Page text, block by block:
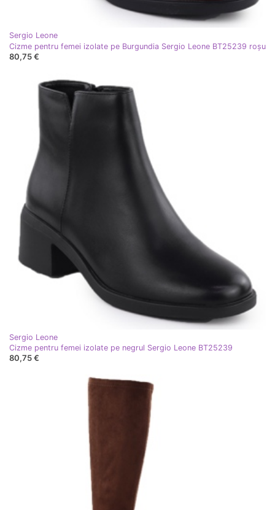
Sergio Leone
Cizme pentru femei izolate pe Burgundia Sergio Leone BT25239 roşu
80,75 €
Sergio Leone
Cizme pentru femei izolate pe negrul Sergio Leone BT25239
80,75 €